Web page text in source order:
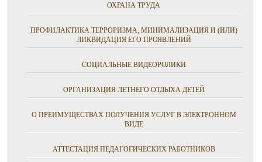
ОХРАНА ТРУДА
ПРОФИЛАКТИКА ТЕРРОРИЗМА, МИНИМАЛИЗАЦИЯ И (ИЛИ)
ЛИКВИДАЦИЯ ЕГО ПРОЯВЛЕНИЙ
СОЦИАЛЬНЫЕ ВИДЕОРОЛИКИ
ОРГАНИЗАЦИЯ ЛЕТНЕГО ОТДЫХА ДЕТЕЙ
О ПРЕИМУЩЕСТВАХ ПОЛУЧЕНИЯ УСЛУГ В ЭЛЕКТРОННОМ
ВИДЕ
АТТЕСТАЦИЯ ПЕДАГОГИЧЕСКИХ РАБОТНИКОВ